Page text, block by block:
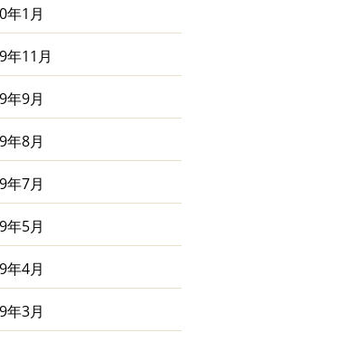
年1月
年11月
年9月
年8月
年7月
年5月
年4月
年3月